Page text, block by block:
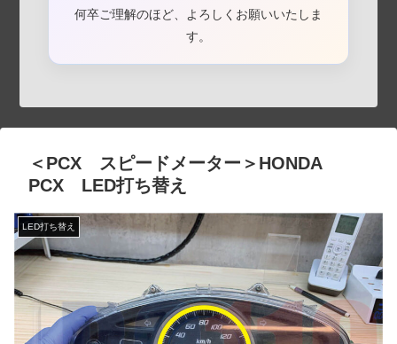
何卒ご理解のほど、よろしくお願いいたしま
す。
＜PCX スピードメーター＞HONDA
PCX LED打ち替え
LED打ち替え